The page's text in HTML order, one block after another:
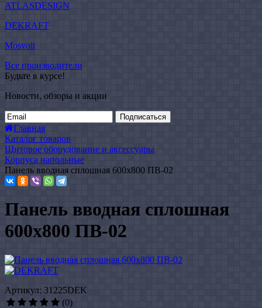
ATLASDESIGN
DEKRAFT
Mosvolt
Все производители
Будьте в курсе!
Новости, обзоры и акции
Подписаться
Главная
Каталог товаров
Щитовое оборудование и аксессуары
Корпуса напольные
Панель вводная сплошная 600x800 ПВ-02
Панель вводная сплошная
600x800 ПВ-02
Артикул: 31225DEK
(0)